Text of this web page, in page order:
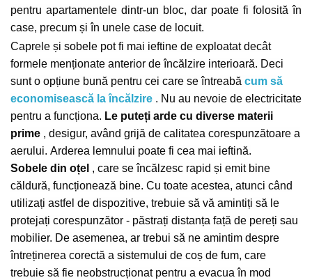
pentru apartamentele dintr-un bloc, dar poate fi folosită în
case, precum și în unele case de locuit.
Caprele și sobele pot fi mai ieftine de exploatat decât
formele menționate anterior de încălzire interioară. Deci
sunt o opțiune bună pentru cei care se întreabă cum să
economisească la încălzire . Nu au nevoie de electricitate
pentru a funcționa. Le puteți arde cu diverse materii
prime , desigur, având grijă de calitatea corespunzătoare a
aerului. Arderea lemnului poate fi cea mai ieftină.
Sobele din oțel , care se încălzesc rapid și emit bine
căldură, funcționează bine. Cu toate acestea, atunci când
utilizați astfel de dispozitive, trebuie să vă amintiți să le
protejați corespunzător - păstrați distanța față de pereți sau
mobilier. De asemenea, ar trebui să ne amintim despre
întreținerea corectă a sistemului de coș de fum, care
trebuie să fie neobstrucționat pentru a evacua în mod